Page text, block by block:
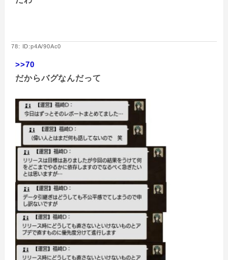
78: ID:p4A/90Ac0
>>70
だからバグなんだって